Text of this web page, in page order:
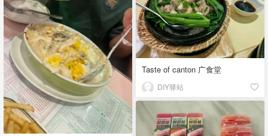
Taste of canton 广食堂
DIY驿站